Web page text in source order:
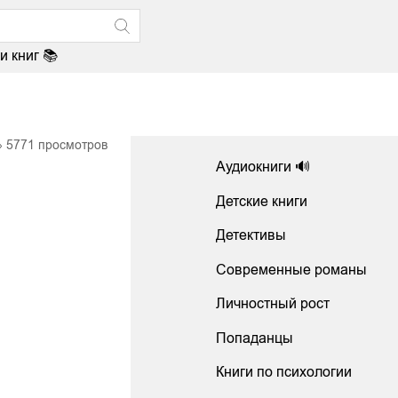
книг 📚
5771 просмотров
Аудиокниги 🔊
Детские книги
Детективы
Современные романы
Личностный рост
Попаданцы
Книги по психологии